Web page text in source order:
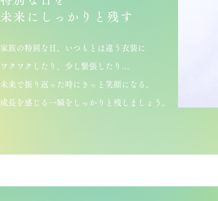
​未来にしっかりと残す
家族の特別な日。いつもとは違う衣装に
ワクワクしたり、少し緊張したり…
未来で振り返った時にきっと笑顔になる。
成長を感じる一瞬をしっかりと残しましょう。